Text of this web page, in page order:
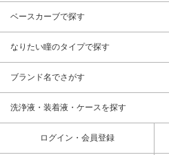
ベースカーブで探す
なりたい瞳のタイプで探す
ブランド名でさがす
洗浄液・装着液・ケースを探す
ログイン・会員登録